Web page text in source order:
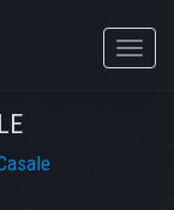
Toggle